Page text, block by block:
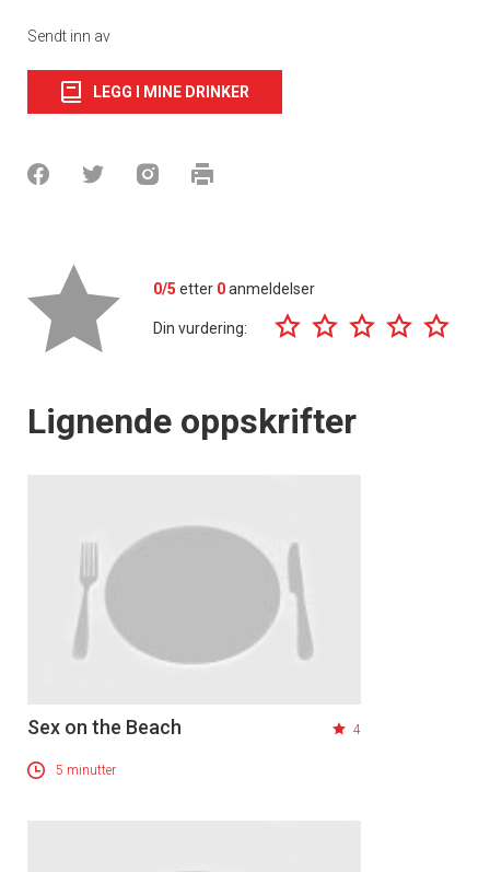
Sendt inn av
LEGG I MINE DRINKER
0/5 etter 0anmeldelser
Din vurdering:
Lignende oppskrifter
Sex on the Beach 4
5 minutter